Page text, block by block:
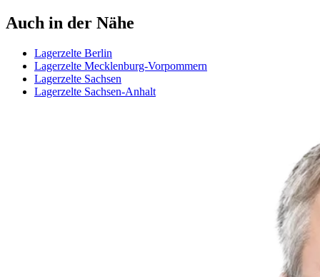
Auch in der Nähe
Lagerzelte Berlin
Lagerzelte Mecklenburg-Vorpommern
Lagerzelte Sachsen
Lagerzelte Sachsen-Anhalt